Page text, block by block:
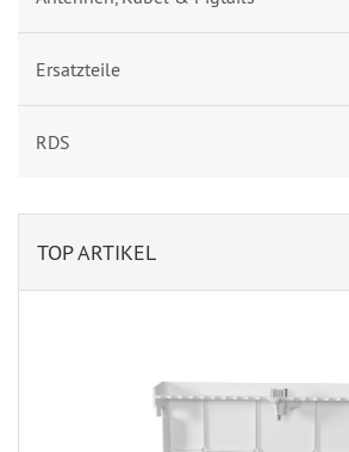
Ersatzteile
RDS
TOP ARTIKEL